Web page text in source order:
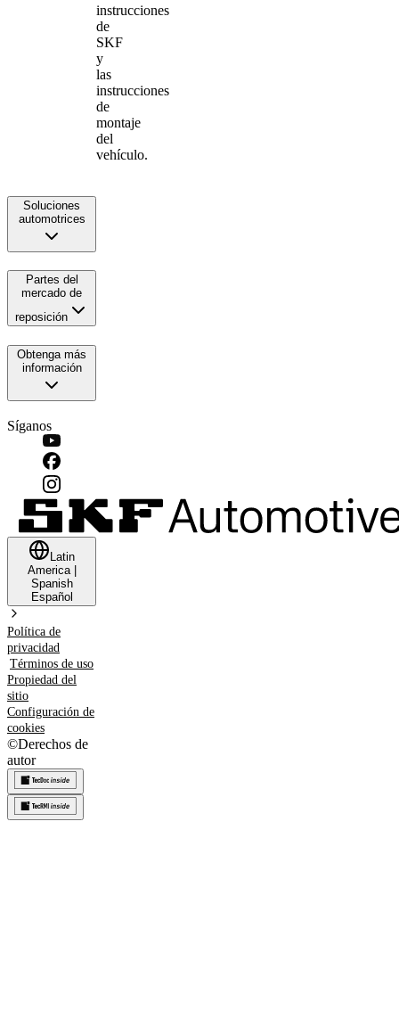
instrucciones
de
SKF
y
las
instrucciones
de
montaje
del
vehículo.
Soluciones
automotrices
Partes del
mercado de
reposición
Obtenga más
información
Síganos
Latin
America|
Spanish
Español
Política de
privacidad
Términos de uso
Propiedad del
sitio
Configuración de
cookies
©Derechos de
autor